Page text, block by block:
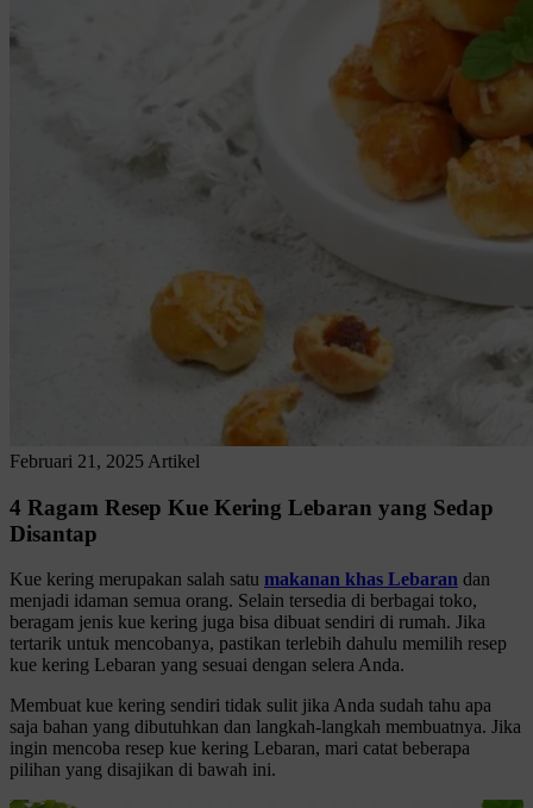
Februari 21, 2025 Artikel
4 Ragam Resep Kue Kering Lebaran yang Sedap
Disantap
Kue kering merupakan salah satu makanan khas Lebaran dan
menjadi idaman semua orang. Selain tersedia di berbagai toko,
beragam jenis kue kering juga bisa dibuat sendiri di rumah. Jika
tertarik untuk mencobanya, pastikan terlebih dahulu memilih resep
kue kering Lebaran yang sesuai dengan selera Anda.
Membuat kue kering sendiri tidak sulit jika Anda sudah tahu apa
saja bahan yang dibutuhkan dan langkah-langkah membuatnya. Jika
ingin mencoba resep kue kering Lebaran, mari catat beberapa
pilihan yang disajikan di bawah ini.